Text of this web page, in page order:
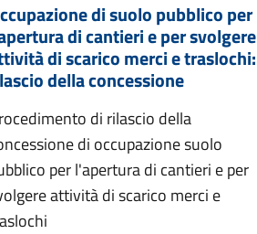
di suolo pubblico per
di cantieri e per svolgere
di scarico merci e traslochi:
della concessione
di rilascio della
di occupazione suolo
per l'apertura di cantieri e per
attività di scarico merci e